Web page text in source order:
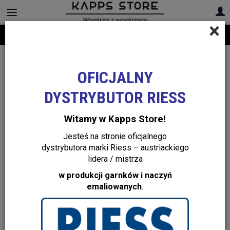
+48 22 299 19 84
×
OFICJALNY
DYSTRYBUTOR RIESS
Witamy w Kapps Store!
Jesteś na stronie oficjalnego
dystrybutora marki Riess – austriackiego
lidera / mistrza
w produkcji garnków i naczyń
emaliowanych.